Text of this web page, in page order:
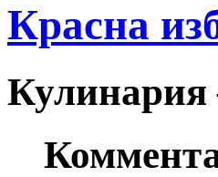
Красна
Кулинария